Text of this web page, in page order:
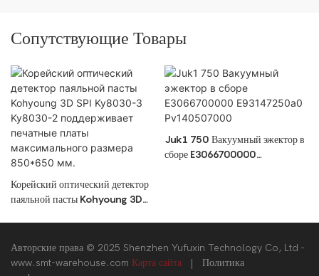
Сопутствующие Товары
Корейский оптический детектор
паяльной пасты Kohyoung 3D
максимального размера
850*650 мм.
Juk1 750 Вакуумный эжектор в
сборе E3066700000
Авторские права © 2025 Shenzhen Yufuxin Technology Co, Ltd -
www.smt-warehouse.com Карта сайта |
Политика